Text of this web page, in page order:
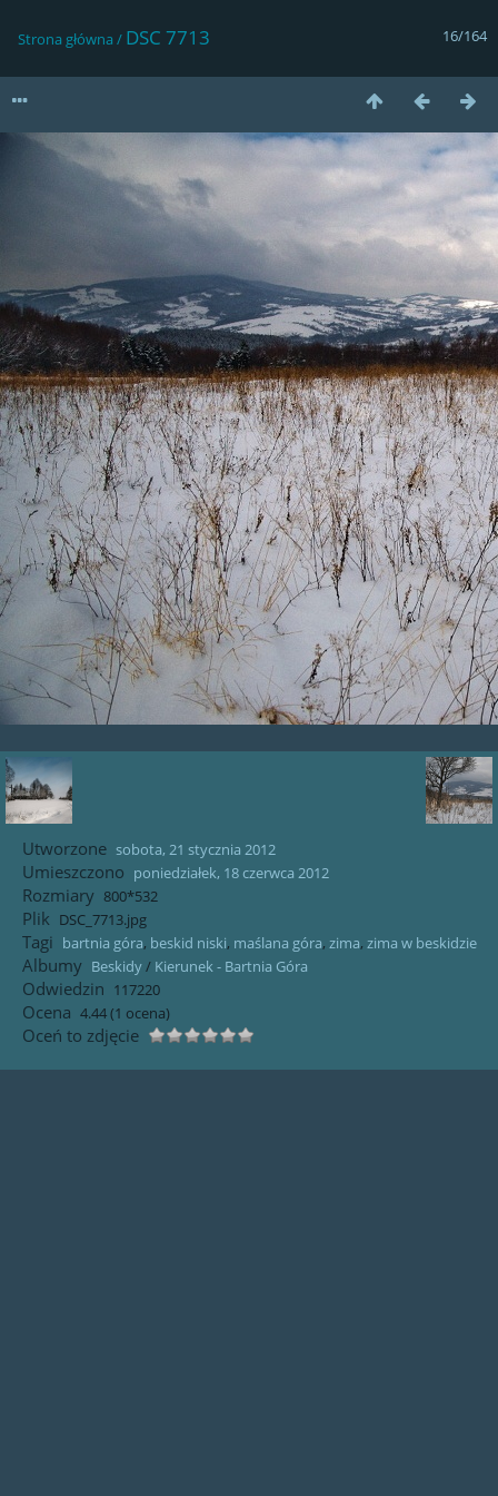
16/164
Strona główna / DSC 7713
Utworzone sobota, 21 stycznia 2012
Umieszczono poniedziałek, 18 czerwca 2012
Rozmiary 800*532
Plik DSC_7713.jpg
Tagi bartnia góra, beskid niski, maślana góra, zima, zima w beskidzie
Albumy Beskidy/ Kierunek - Bartnia Góra
Odwiedzin 117220
Ocena 4.44(1 ocena)
Oceń to zdjęcie